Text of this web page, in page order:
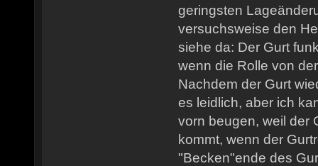
geringsten
versuchsweise den
siehe da: Der Gurt
wenn die Rolle von
Nachdem der Gurt
es leidlich, aber ich
vorn beugen, weil der
kommt, wenn der
"Becken"ende des